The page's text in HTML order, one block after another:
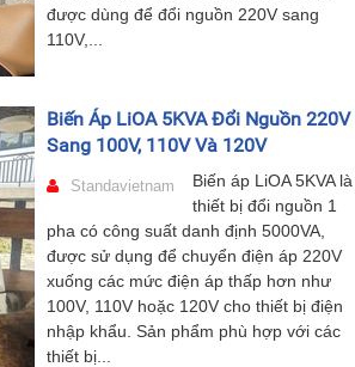
được dùng để đổi nguồn 220V sang
110V,...
Biến Áp LiOA 5KVA Đổi Nguồn 220V
Sang 100V, 110V Và 120V
Standavietnam
Biến áp LiOA 5KVA là
thiết bị đổi nguồn 1
pha có công suất danh định 5000VA,
được sử dụng để chuyển điện áp 220V
xuống các mức điện áp thấp hơn như
100V, 110V hoặc 120V cho thiết bị điện
nhập khẩu. Sản phẩm phù hợp với các
thiết bị...